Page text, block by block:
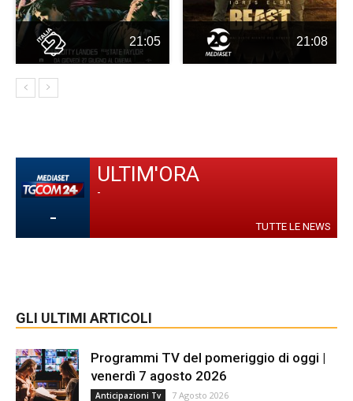
21:05 21:08
-
ULTIM'ORA
-
TUTTE LE NEWS
GLI ULTIMI ARTICOLI
Programmi TV del pomeriggio di oggi |
venerdì 7 agosto 2026
Anticipazioni Tv 7 Agosto 2026